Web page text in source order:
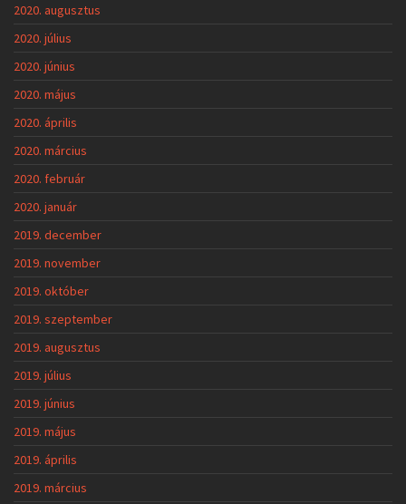
2020. augusztus
2020. július
2020. június
2020. május
2020. április
2020. március
2020. február
2020. január
2019. december
2019. november
2019. október
2019. szeptember
2019. augusztus
2019. július
2019. június
2019. május
2019. április
2019. március